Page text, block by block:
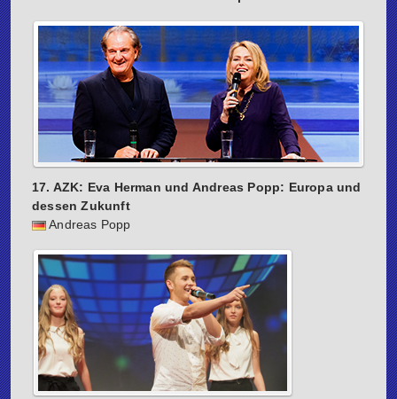
17. AZK: Eva Herman und Andreas Popp: Europa und
dessen Zukunft
Andreas Popp